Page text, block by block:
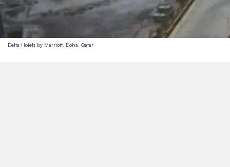
Delta Hotels by Marriott, Doha, Qatar